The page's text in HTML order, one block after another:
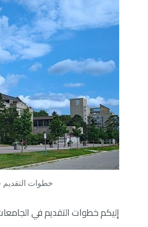
خطوات التقديم
إليكم خطوات التقديم في